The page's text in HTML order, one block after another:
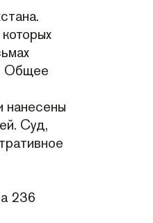
Общее
нанесены
Суд,
236